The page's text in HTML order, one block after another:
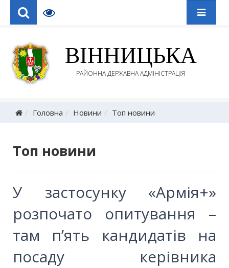
ВІННИЦЬКА
РАЙОННА ДЕРЖАВНА АДМІНІСТРАЦІЯ
Головна Новини Топ новини
Топ новини
У застосунку «Армія+»
розпочато опитування –
там п’ять кандидатів на
посаду керівника